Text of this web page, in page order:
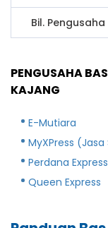
Bil. Pengusaha
PENGUSAHA
KAJANG
E-Mutiara
MyXPress (Jasa
Perdana Express
Queen Express